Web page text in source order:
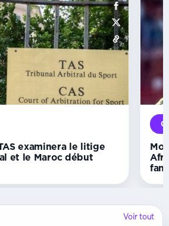
examinera le litige
et le Maroc début
Voir tout